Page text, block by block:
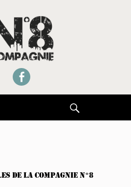
8
CONVENTIONNÉE DRAC ILE DE FRANCE
Facebook
DE LA COMPAGNIE N°8